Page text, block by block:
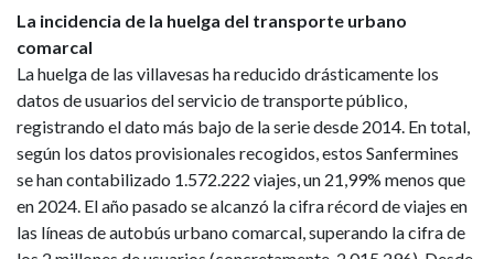
La incidencia de la huelga del transporte urbano
comarcal
La huelga de las villavesas ha reducido drásticamente los
datos de usuarios del servicio de transporte público,
registrando el dato más bajo de la serie desde 2014. En total,
según los datos provisionales recogidos, estos Sanfermines
se han contabilizado 1.572.222 viajes, un 21,99% menos que
en 2024. El año pasado se alcanzó la cifra récord de viajes en
las líneas de autobús urbano comarcal, superando la cifra de